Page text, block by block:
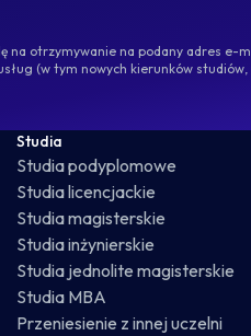
na otrzymywanie na podany adres e-
(w tym nowych kierunków
Studia
Studia podyplomowe
Studia licencjackie
Studia magisterskie
Studia inżynierskie
Studia jednolite magisterskie
Studia MBA
Przeniesienie z innej uczelni